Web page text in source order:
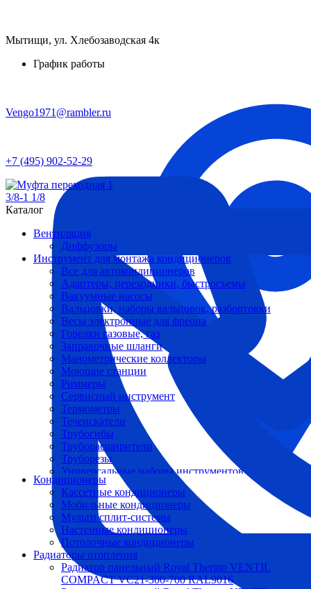
Мытищи, ул. Хлебозаводская 4к
График работы
Vengo1971@rambler.ru
+7 (495) 902-52-29
Каталог
Вентиляция
Диффузоры
Инструмент для монтажа кондиционеров
Все для автокондиционеров
Адаптеры, переходники, быстросъемы
Вакуумные насосы
Вальцовки, наборы вальцовок, разбортовки
Весы электронные для фреона
Горелки газовые, газ
Заправочные шланги
Манометрические коллекторы
Моющие станции
Риммеры
Сервисный инструмент
Термометры
Течеискатели
Трубогибы
Труборасширители
Труборезы
Универсальные наборы инструментов
Кондиционеры
Кассетные кондиционеры
Мобильные кондиционеры
Мульти сплит-системы
Настенные кондиционеры
Потолочные кондиционеры
Радиаторы отопления
Радиатор панельный Royal Thermo VENTIL
COMPACT VC21-300-700 RAL9016